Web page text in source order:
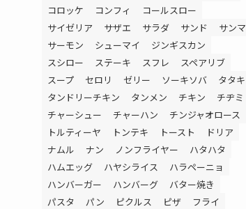
コロッケ
コンフィ
コールスロー
サイゼリア
サザエ サラダ サンド
サンマ
サーモン
シューマイ
ジンギスカン
スシロー
ステーキ スフレ
スペアリブ
スープ
セロリ ゼリー ソーキソバ
タタキ
タンドリーチキン
タンメン チキン
チヂミ
チャーシュー
チャーハン
チンジャオロース
トルティーヤ
トンテキ トースト
ドリア
ナムル
ナン ノンフライヤー
ハタハタ
ハムエッグ
ハヤシライス
ハラペーニョ
ハンバーガー
ハンバーグ
バター焼き
パスタ
パン ピクルス ピザ
フライ